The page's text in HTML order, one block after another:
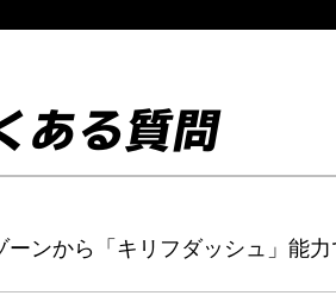
ある質問
ーンから「キリフダッシュ」能力